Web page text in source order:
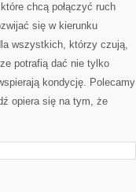
chcą połączyć ruch
się w kierunku
wszystkich, którzy czują,
potrafią dać nie tylko
kondycję. Polecamy
opiera się na tym, że